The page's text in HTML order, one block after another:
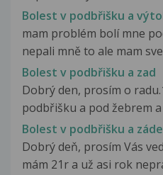
Bolest v podbřišku a
mam problém bolí mne
nepali mně to ale mam
Bolest v podbřišku a zad
Dobrý den, prosím o
podbřišku a pod žebrem
Bolest v podbřišku a
Dobrý deň, prosím Vás
mám 21r a už asi rok